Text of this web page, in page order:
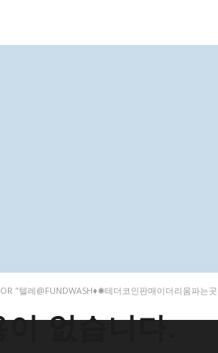
"텔레@FUNDWASH♦✺테더코인판매이더리움파는
없습니다.